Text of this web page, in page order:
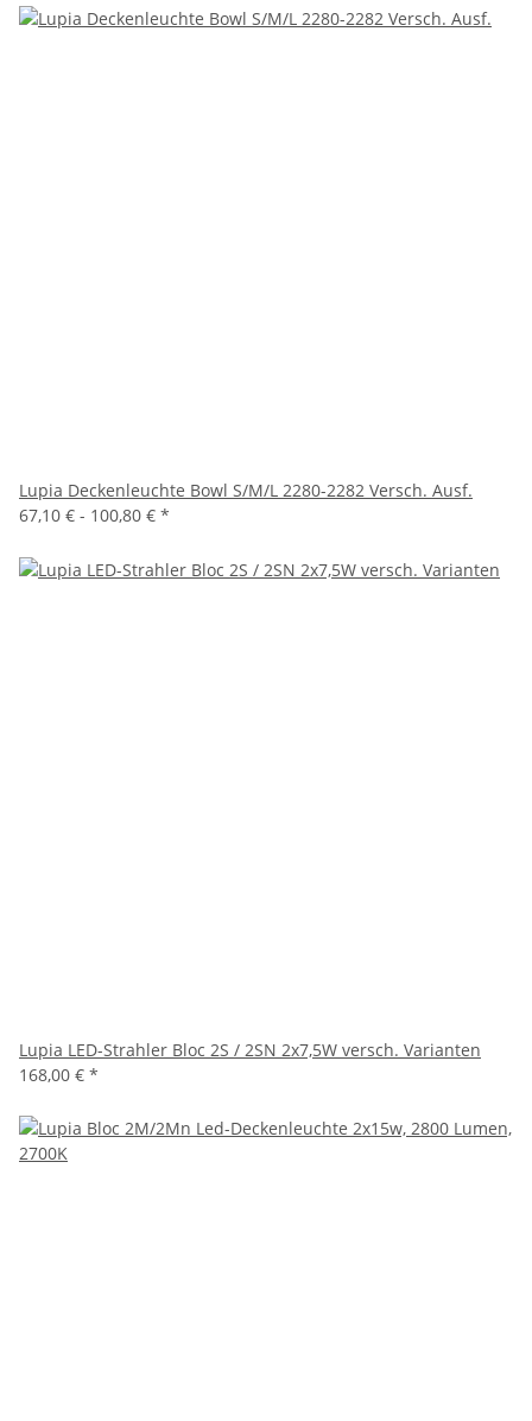
Lupia Deckenleuchte Bowl S/M/L 2280-2282 Versch. Ausf.
67,10 € - 100,80 € *
Lupia LED-Strahler Bloc 2S / 2SN 2x7,5W versch. Varianten
168,00 € *